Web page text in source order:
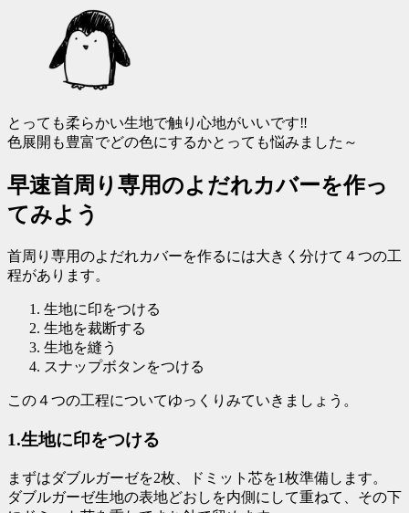
とっても柔らかい生地で触り心地がいいです‼
色展開も豊富でどの色にするかとっても悩みました～
早速首周り専用のよだれカバーを作っ
てみよう
首周り専用のよだれカバーを作るには大きく分けて４つの工
程があります。
生地に印をつける
生地を裁断する
生地を縫う
スナップボタンをつける
この４つの工程についてゆっくりみていきましょう。
1.生地に印をつける
まずはダブルガーゼを2枚、ドミット芯を1枚準備します。
ダブルガーゼ生地の表地どおしを内側にして重ねて、その下